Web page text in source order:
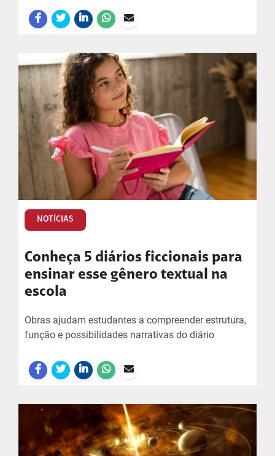
NOTÍCIAS
Conheça 5 diários ficcionais para
ensinar esse gênero textual na
escola
Obras ajudam estudantes a compreender estrutura,
função e possibilidades narrativas do diário